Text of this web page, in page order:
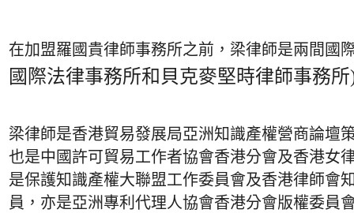
在加盟羅國貴律師事務所之前，梁律師是兩間國
國際法律事務所和貝克麥堅時律師事務所
梁律師是香港貿易發展局亞洲知識產權營商論壇
也是中國許可貿易工作者協會香港分會及香港女
是保護知識產權大聯盟工作委員會及香港律師會
員，亦是亞洲專利代理人協會香港分會版權委員